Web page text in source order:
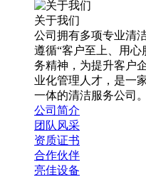
关于我们
公司拥有多项专业清
遵循“客户至上、用心
务精神，为提升客户
业化管理人才，是一
一体的清洁服务公司。
公司简介
团队风采
资质证书
合作伙伴
亮佳设备